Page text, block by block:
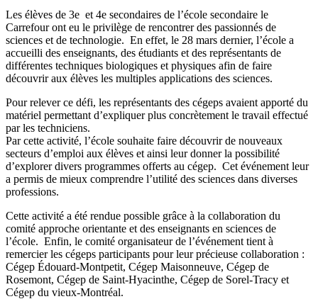
Les élèves de 3e et 4e secondaires de l’école secondaire le
Carrefour ont eu le privilège de rencontrer des passionnés de
sciences et de technologie. En effet, le 28 mars dernier, l’école a
accueilli des enseignants, des étudiants et des représentants de
différentes techniques biologiques et physiques afin de faire
découvrir aux élèves les multiples applications des sciences.
Pour relever ce défi, les représentants des cégeps avaient apporté du
matériel permettant d’expliquer plus concrètement le travail effectué
par les techniciens.
Par cette activité, l’école souhaite faire découvrir de nouveaux
secteurs d’emploi aux élèves et ainsi leur donner la possibilité
d’explorer divers programmes offerts au cégep. Cet événement leur
a permis de mieux comprendre l’utilité des sciences dans diverses
professions.
Cette activité a été rendue possible grâce à la collaboration du
comité approche orientante et des enseignants en sciences de
l’école. Enfin, le comité organisateur de l’événement tient à
remercier les cégeps participants pour leur précieuse collaboration :
Cégep Édouard-Montpetit, Cégep Maisonneuve, Cégep de
Rosemont, Cégep de Saint-Hyacinthe, Cégep de Sorel-Tracy et
Cégep du vieux-Montréal.